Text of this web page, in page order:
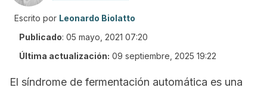
Escrito por Leonardo Biolatto
Publicado: 05 mayo, 2021 07:20
Última actualización: 09 septiembre, 2025 19:22
El síndrome de fermentación automática es una